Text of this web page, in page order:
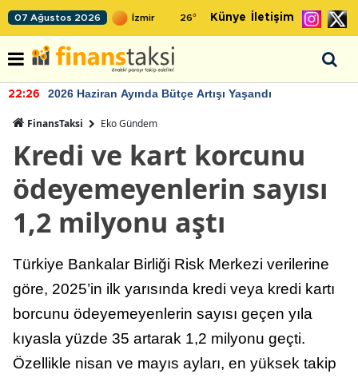
07 Ağustos 2026 26° Künye İletişim
22:26 2026 Haziran Ayında Bütçe Artışı Yaşandı
FinansTaksi Eko Gündem
Kredi ve kart korcunu
ödeyemeyenlerin sayısı
1,2 milyonu aştı
Türkiye Bankalar Birliği Risk Merkezi verilerine
göre, 2025’in ilk yarısında kredi veya kredi kartı
borcunu ödeyemeyenlerin sayısı geçen yıla
kıyasla yüzde 35 artarak 1,2 milyonu geçti.
Özellikle nisan ve mayıs ayları, en yüksek takip